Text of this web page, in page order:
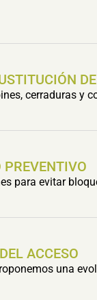
cerraduras y
para evitar
ACCESO
una